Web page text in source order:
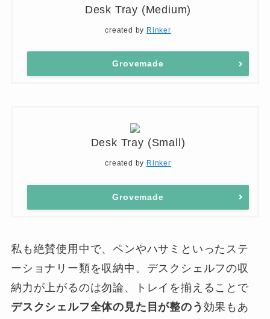
Desk Tray (Medium)
created by Rinker
Grovemade
Desk Tray (Small)
created by Rinker
Grovemade
私も絶賛使用中で、ペンやハサミといったステ
ーショナリー類を収納中。デスクシェルフの収
納力が上がるのは勿論、トレイを揃えることで
デスクシェルフ全体の見た目が整のう 効果もあ